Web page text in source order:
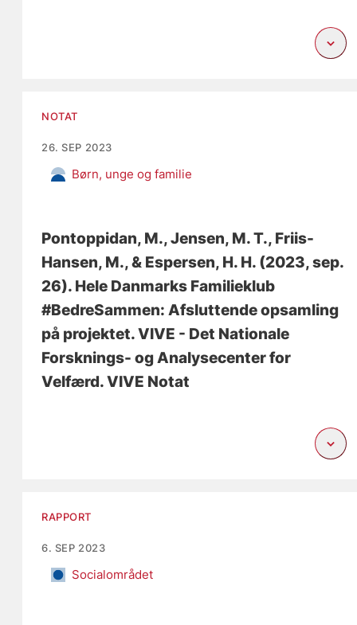
NOTAT
26. SEP 2023
Børn, unge og familie
Pontoppidan, M., Jensen, M. T., Friis-
Hansen, M., & Espersen, H. H. (2023, sep.
26). Hele Danmarks Familieklub
#BedreSammen: Afsluttende opsamling
på projektet. VIVE - Det Nationale
Forsknings- og Analysecenter for
Velfærd. VIVE Notat
RAPPORT
6. SEP 2023
Socialområdet